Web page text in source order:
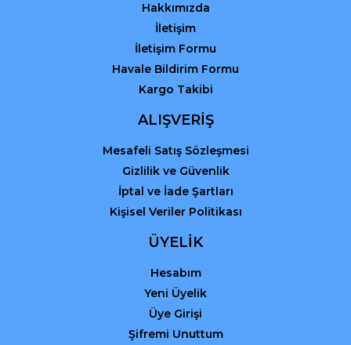
Gönder
Hakkımızda
İletişim
İletişim Formu
Havale Bildirim Formu
Kargo Takibi
ALIŞVERİŞ
Mesafeli Satış Sözleşmesi
Gizlilik ve Güvenlik
İptal ve İade Şartları
Kişisel Veriler Politikası
ÜYELİK
Hesabım
Yeni Üyelik
Üye Girişi
Şifremi Unuttum